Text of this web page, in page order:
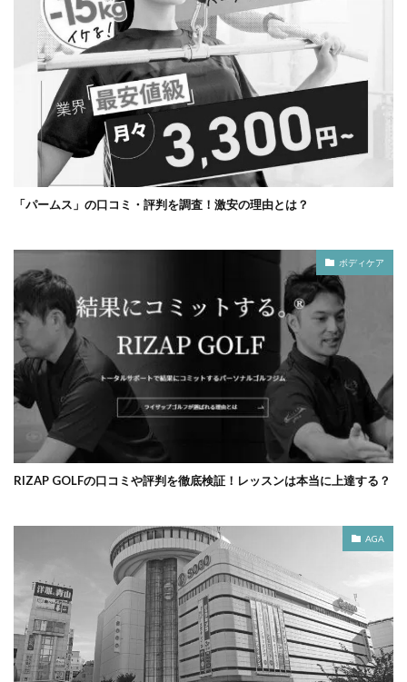
「パームス」の口コミ・評判を調査！激安の理由とは？
ボディケア
RIZAP GOLFの口コミや評判を徹底検証！レッスンは本当に上達する？
AGA